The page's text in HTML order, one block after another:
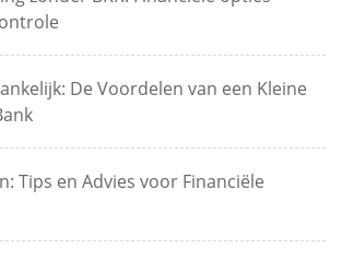
De Voordelen van een Kleine
Tips en Advies voor Financiële